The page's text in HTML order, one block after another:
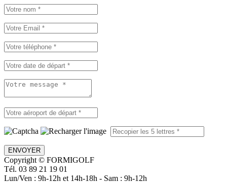
ENVOYER
Copyright © FORMIGOLF
Tél. 03 89 21 19 01
Lun/Ven : 9h-12h et 14h-18h - Sam : 9h-12h